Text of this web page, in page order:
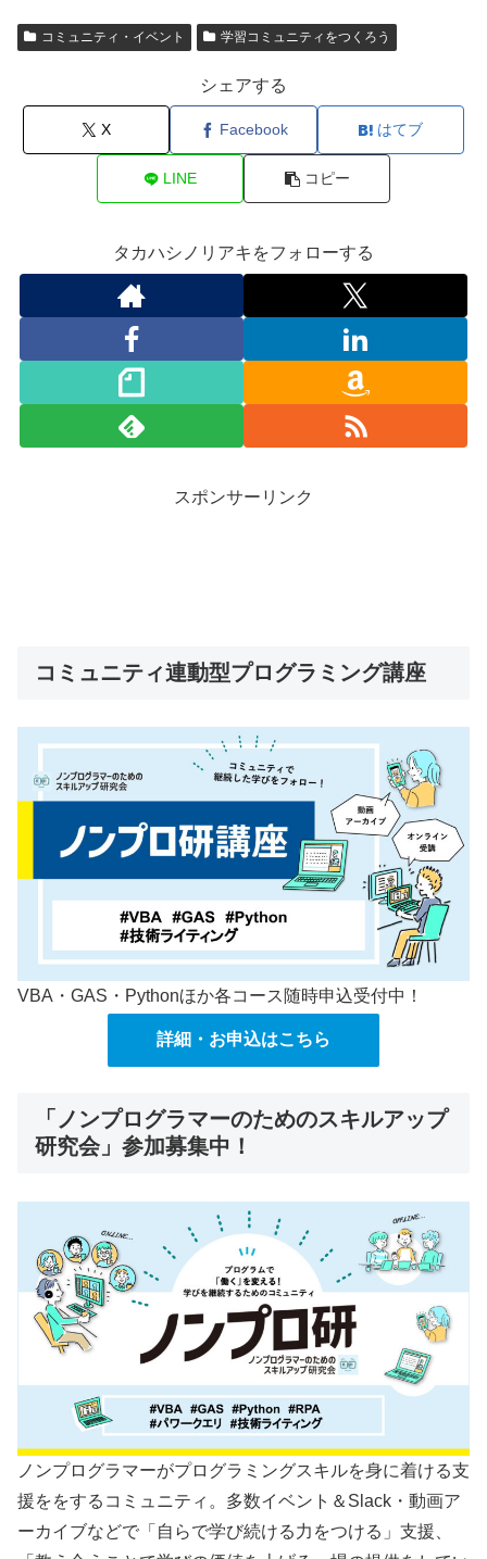
コミュニティ・イベント 学習コミュニティをつくろう
シェアする
X Facebook はてブ
LINE コピー
タカハシノリアキをフォローする
スポンサーリンク
コミュニティ連動型プログラミング講座
VBA・GAS・Pythonほか各コース随時申込受付中！
詳細・お申込はこちら
「ノンプログラマーのためのスキルアップ
研究会」参加募集中！
ノンプログラマーがプログラミングスキルを身に着ける支
援ををするコミュニティ。多数イベント＆Slack・動画ア
ーカイブなどで「自らで学び続ける力をつける」支援、